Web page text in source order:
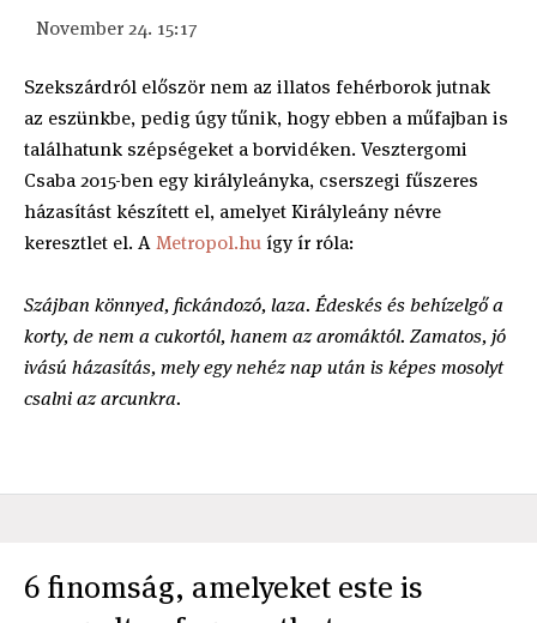
November 24. 15:17
Szekszárdról először nem az illatos fehérborok jutnak
az eszünkbe, pedig úgy tűnik, hogy ebben a műfajban is
találhatunk szépségeket a borvidéken. Vesztergomi
Csaba 2015-ben egy királyleányka, cserszegi fűszeres
házasítást készített el, amelyet Királyleány névre
keresztlet el. AMetropol.hu így ír róla:
Szájban könnyed, fickándozó, laza. Édeskés és behízelgő a
korty, de nem a cukortól, hanem az aromáktól. Zamatos, jó
ivású házasítás, mely egy nehéz nap után is képes mosolyt
csalni az arcunkra.
6 finomság, amelyeket este is